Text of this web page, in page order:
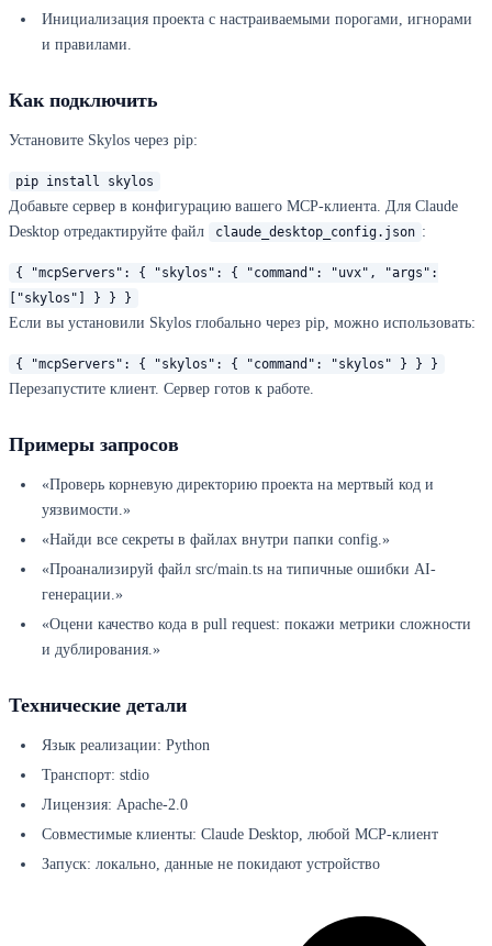
Инициализация проекта с настраиваемыми порогами, игнорами
и правилами.
Как подключить
Установите Skylos через pip:
pip install skylos
Добавьте сервер в конфигурацию вашего MCP-клиента. Для Claude
Desktop отредактируйте файл
claude_desktop_config.json :
{ "mcpServers": { "skylos": { "command": "uvx", "args":
["skylos"] } } }
Если вы установили Skylos глобально через pip, можно использовать:
{ "mcpServers": { "skylos": { "command": "skylos" } } }
Перезапустите клиент. Сервер готов к работе.
Примеры запросов
«Проверь корневую директорию проекта на мертвый код и
уязвимости.»
«Найди все секреты в файлах внутри папки config.»
«Проанализируй файл src/main.ts на типичные ошибки AI-
генерации.»
«Оцени качество кода в pull request: покажи метрики сложности
и дублирования.»
Технические детали
Язык реализации: Python
Транспорт: stdio
Лицензия: Apache-2.0
Совместимые клиенты: Claude Desktop, любой MCP-клиент
Запуск: локально, данные не покидают устройство